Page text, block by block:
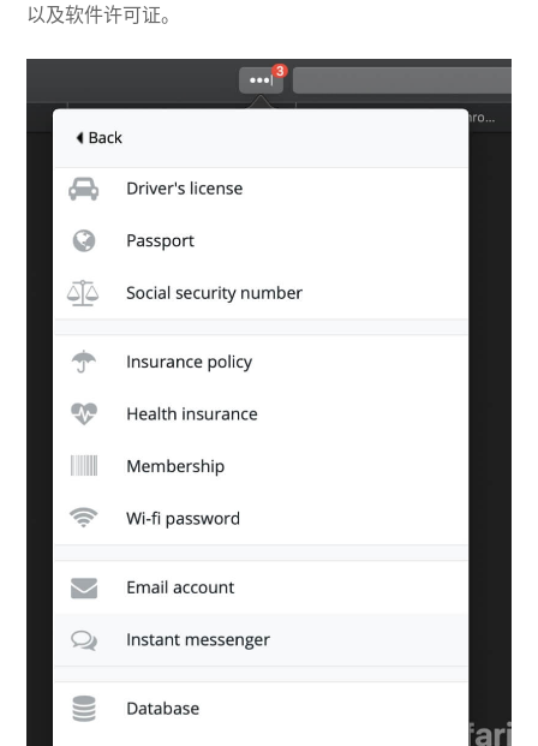
以及软件许可证。